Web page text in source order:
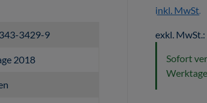
3429-9
2018
inkl. MwSt.
exkl.
Sofort